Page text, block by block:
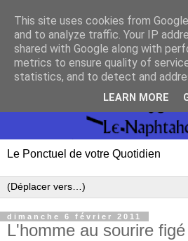
Le Ponctuel de votre Quotidien
dimanche 6 février 2011
L'homme au sourire figé
This site uses cookies from
and to analyze traffic. Your IP
shared with Google along with
metrics to ensure quality of
statistics, and to detect and
LEARN MORE